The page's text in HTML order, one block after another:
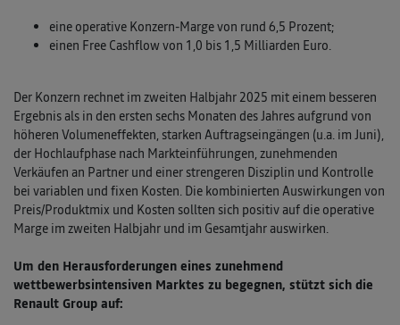
eine operative Konzern-Marge von rund 6,5 Prozent;
einen Free Cashflow von 1,0 bis 1,5 Milliarden Euro.
Der Konzern rechnet im zweiten Halbjahr 2025 mit einem besseren
Ergebnis als in den ersten sechs Monaten des Jahres aufgrund von
höheren Volumeneffekten, starken Auftragseingängen (u.a. im Juni),
der Hochlaufphase nach Markteinführungen, zunehmenden
Verkäufen an Partner und einer strengeren Disziplin und Kontrolle
bei variablen und fixen Kosten. Die kombinierten Auswirkungen von
Preis/Produktmix und Kosten sollten sich positiv auf die operative
Marge im zweiten Halbjahr und im Gesamtjahr auswirken.
Um den Herausforderungen eines zunehmend
wettbewerbsintensiven Marktes zu begegnen, stützt sich die
Renault Group auf: